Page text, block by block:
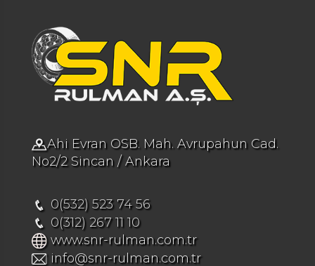
Ahi Evran OSB. Mah. Avrupahun Cad.
No2/2 Sincan / Ankara
0(532) 523 74 56
0(312) 267 11 10
www.snr-rulman.com.tr
info@snr-rulman.com.tr